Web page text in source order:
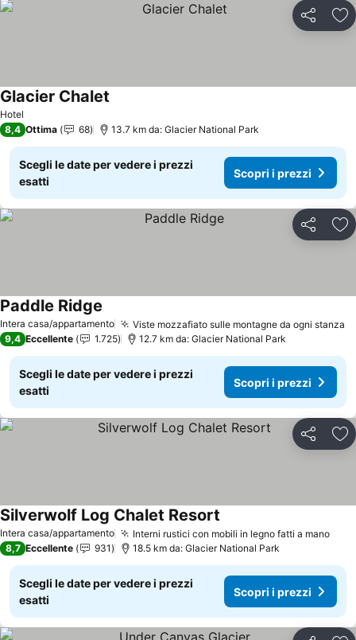
Condividi
Hotel
Glacier Chalet
8,4 Ottima 68 13.7 km da: Glacier National Park
Scegli le date per vedere i prezzi
esatti
Scopri i prezzi
Condividi
Intera casa/appartamento Viste mozzafiato sulle montagne da ogni stanza
Paddle Ridge
9,4 Eccellente 1.725 12.7 km da: Glacier National Park
Scegli le date per vedere i prezzi
esatti
Scopri i prezzi
Condividi
Intera casa/appartamento Interni rustici con mobili in legno fatti a mano
Silverwolf Log Chalet Resort
8,7 Eccellente 931 18.5 km da: Glacier National Park
Scegli le date per vedere i prezzi
esatti
Scopri i prezzi